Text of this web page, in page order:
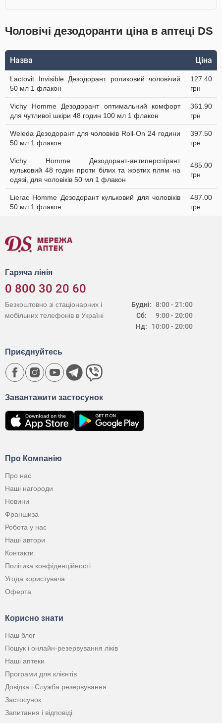
Чоловічі дезодоранти ціна в аптеці DS
Назва Ціна
Lactovit Invisible Дезодорант роликовий чоловічий
50 мл 1 флакон
127.40
грн
Vichy Homme Дезодорант оптимальний комфорт
для чутливої шкіри 48 годин 100 мл 1 флакон
361.90
грн
Weleda Дезодорант для чоловіків Roll-On 24 години
50 мл 1 флакон
397.50
грн
Vichy Homme Дезодорант-антиперспірант
кульковий 48 годин проти білих та жовтих плям на
одязі, для чоловіків 50 мл 1 флакон
485.00
грн
Lierac Homme Дезодорант кульковий для чоловіків
50 мл 1 флакон
487.00
грн
Гаряча лінія
0 800 30 20 60
Будні:
Сб:
Нд:
8:00 - 21:00
9:00 - 20:00
10:00 - 20:00
Безкоштовно зі стаціонарних і
мобільних телефонів в Україні
Про Компанію
Про нас
Наші нагороди
Новини
Франшиза
Робота у нас
Наші автори
Контакти
Політика конфіденційності
Угода користувача
Оферта
Корисно знати
Наш блог
Пошук і онлайн-резервування ліків
Наші аптеки
Програми для клієнтів
Довідка і Служба резервування
Застосунок
Запитання і відповіді
Завантажити застосунок
Приєднуйтесь